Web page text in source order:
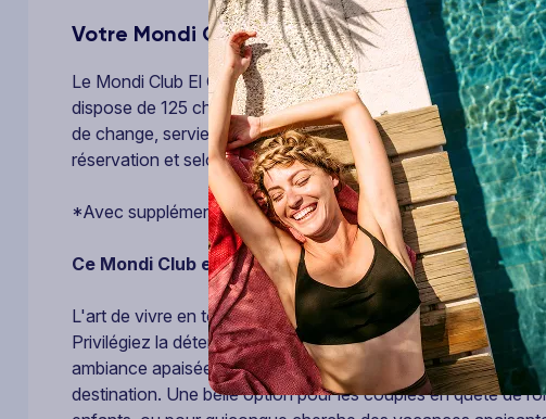
Votre Mondi Club
Le Mondi Club El Olivar 5* est un établissement doté d' une
dispose de 125 chambres et met à votre disposition : wifi,
de change, serviettes de piscine (contre caution), navette
réservation et selon disponibilité).
*Avec supplément
Ce Mondi Club est labellisé Mondi Club Relax
L'art de vivre en toute sérénité.
Privilégiez la détente et la tranquillité dans nos Mondi Club
ambiance apaisée, idéale pour se ressourcer. L'animation y
destination. Une belle option pour les couples en quête de